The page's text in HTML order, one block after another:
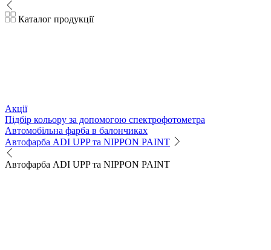
Каталог продукції
Акції
Підбір кольору за допомогою спектрофотометра
Автомобільна фарба в балончиках
Автофарба ADI UPP та NIPPON PAINT
Автофарба ADI UPP та NIPPON PAINT